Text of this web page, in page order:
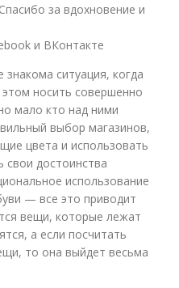
за вдохновение и
и ВКонтакте
ситуация, когда
носить совершенно
мало кто над ними
выбор магазинов,
цвета и использовать
свои достоинства
использование
— все это приводит
вещи, которые лежат
а если посчитать
то она выйдет весьма